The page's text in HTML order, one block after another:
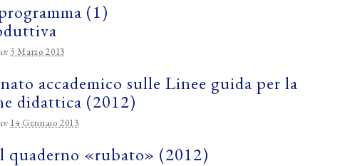
(1)
5 Marzo 2013
accademico sulle Linee guida per la
didattica (2012)
14 Gennaio 2013
quaderno «rubato» (2012)